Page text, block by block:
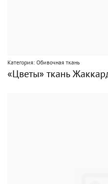
Категория: Обивочная ткань
«Цветы» ткань